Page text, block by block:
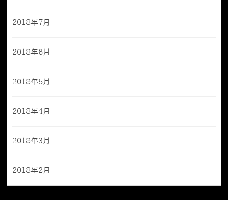
2018年7月
2018年6月
2018年5月
2018年4月
2018年3月
2018年2月